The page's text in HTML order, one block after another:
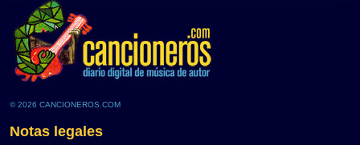
© 2026 CANCIONEROS.COM
Notas legales